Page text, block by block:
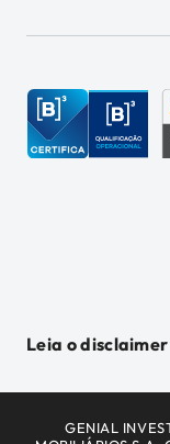
Leia o disclaimer
GENIAL